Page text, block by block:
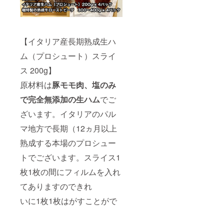
【イタリア産長期熟成生ハ
ム（プロシュート）スライ
ス 200g】
原材料は豚モモ肉、塩のみ
で完全無添加の生ハムでご
ざいます。イタリアのパル
マ地方で長期（12ヵ月以上
熟成する本場のプロシュー
トでございます。スライス1
枚1枚の間にフィルムを入れ
てありますのできれ
いに1枚1枚はがすことがで